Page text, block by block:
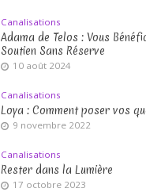
Canalisations
Adama de Telos : Vous
Soutien Sans Réserve
10 août 2024
Canalisations
Loya : Comment poser vos
9 novembre 2022
Canalisations
Rester dans la Lumière
17 octobre 2023